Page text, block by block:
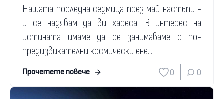
Нашата последна седмица през май настъпи -
и се надявам да ви хареса. В интерес на
истината имаме да се занимаваме с по-
предизвикателни космически ене...
Прочетете повече 0 0